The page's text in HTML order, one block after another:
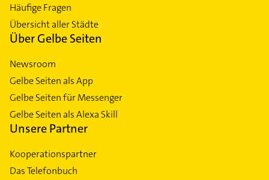
Häufige Fragen
Übersicht aller Städte
Über Gelbe Seiten
Newsroom
Gelbe Seiten als App
Gelbe Seiten für Messenger
Gelbe Seiten als Alexa Skill
Unsere Partner
Kooperationspartner
Das Telefonbuch